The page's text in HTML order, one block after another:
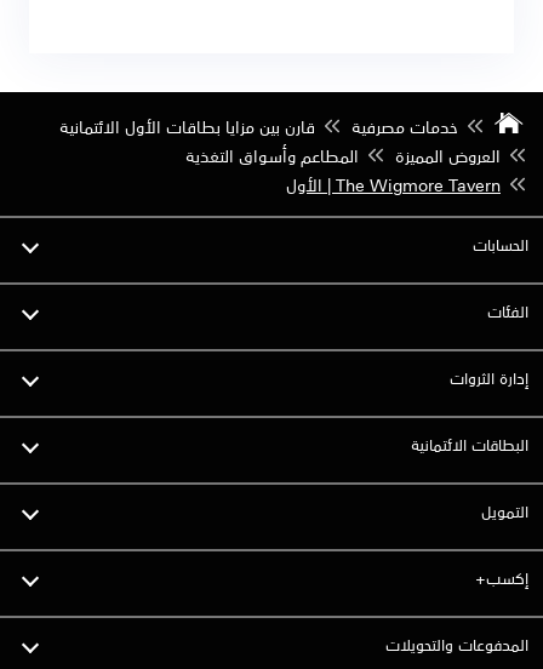
خدمات مصرفية
قارن بين مزايا بطاقات الأول الائتمانية
العروض المميزة
المطاعم وأسواق التغذية
The Wigmore Tavern | الأول
الحسابات
الفئات
إدارة الثروات
البطاقات الائتمانية
التمويل
إكسب+
المدفوعات والتحويلات